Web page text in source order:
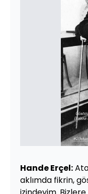
Hande Erçel:
aklımda fikrin,